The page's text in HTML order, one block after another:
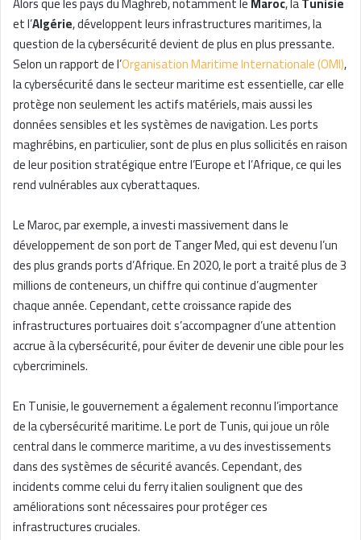
et l’Algérie, développent leurs infrastructures maritimes, la
question de la cybersécurité devient de plus en plus pressante.
Selon un rapport de l’Organisation Maritime Internationale (OMI),
la cybersécurité dans le secteur maritime est essentielle, car elle
protège non seulement les actifs matériels, mais aussi les
données sensibles et les systèmes de navigation. Les ports
maghrébins, en particulier, sont de plus en plus sollicités en raison
de leur position stratégique entre l’Europe et l’Afrique, ce qui les
rend vulnérables aux cyberattaques.
Le Maroc, par exemple, a investi massivement dans le
développement de son port de Tanger Med, qui est devenu l’un
des plus grands ports d’Afrique. En 2020, le port a traité plus de 3
millions de conteneurs, un chiffre qui continue d’augmenter
chaque année. Cependant, cette croissance rapide des
infrastructures portuaires doit s’accompagner d’une attention
accrue à la cybersécurité, pour éviter de devenir une cible pour les
cybercriminels.
En Tunisie, le gouvernement a également reconnu l’importance
de la cybersécurité maritime. Le port de Tunis, qui joue un rôle
central dans le commerce maritime, a vu des investissements
dans des systèmes de sécurité avancés. Cependant, des
incidents comme celui du ferry italien soulignent que des
améliorations sont nécessaires pour protéger ces
infrastructures cruciales.